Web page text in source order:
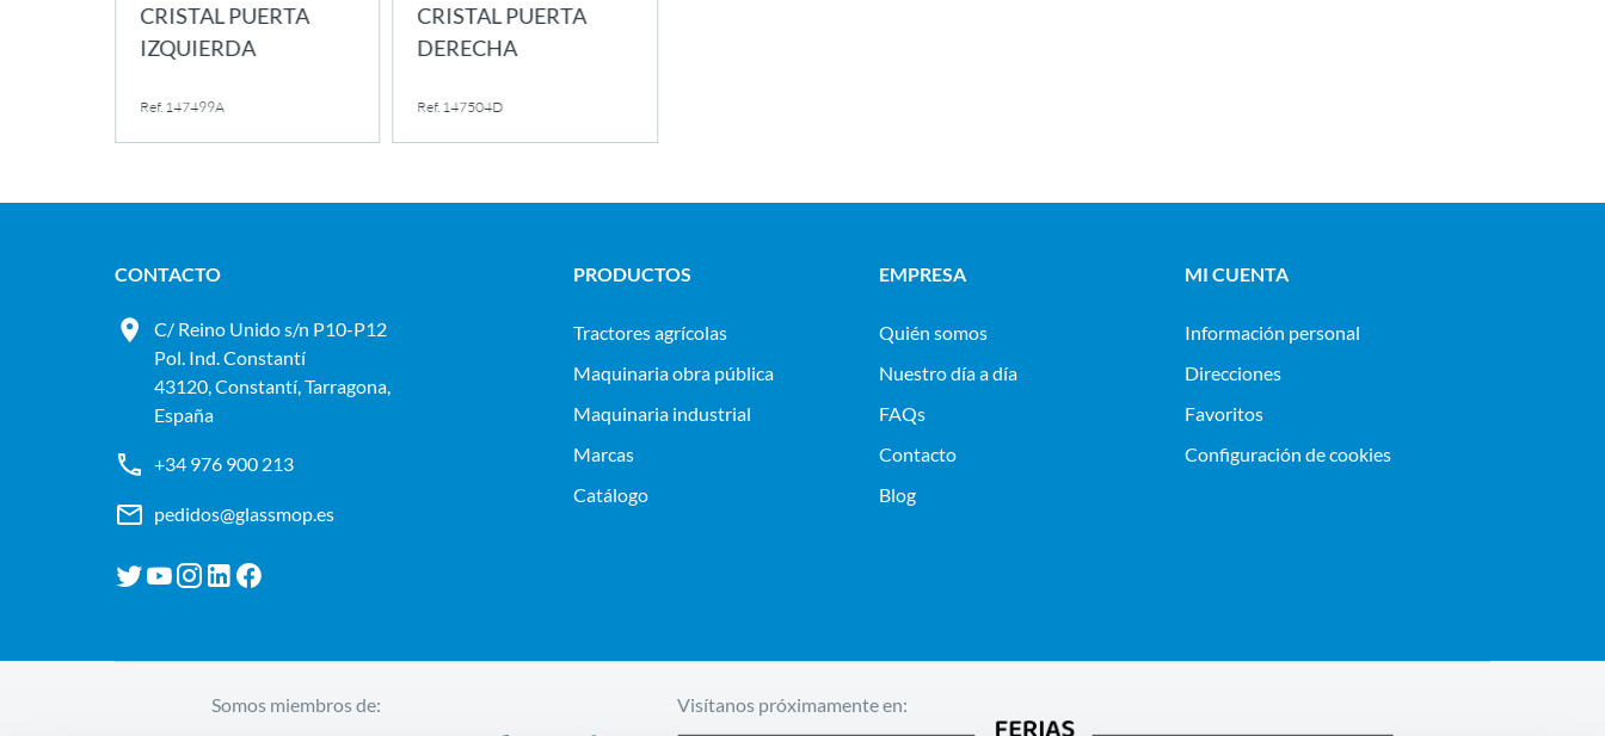
CRISTAL PUERTA
IZQUIERDA
Ref. 147499A
CRISTAL PUERTA
DERECHA
Ref. 147504D
CONTACTO
C/ Reino Unido s/n P10-P12
Pol. Ind. Constantí
43120, Constantí, Tarragona,
España
+34 976 900 213
pedidos@glassmop.es
PRODUCTOS
tractores agrícolas
maquinaria obra pública
maquinaria industrial
Marcas
Catálogo
EMPRESA
Quién somos
Nuestro día a día
FAQs
Contacto
Blog
MI CUENTA
Información personal
Direcciones
Favoritos
Configuración de cookies
Somos miembros de: Visítanos próximamente en: